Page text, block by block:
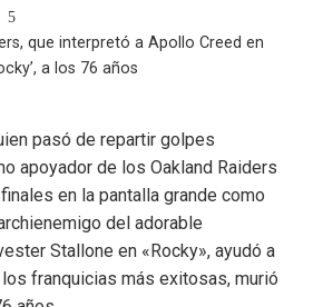
que interpretó a Apollo Creed en
a los 76 años
pasó de repartir golpes
apoyador de los Oakland Raiders
en la pantalla grande como
del adorable
Stallone en «Rocky», ayudó a
franquicias más exitosas, murió